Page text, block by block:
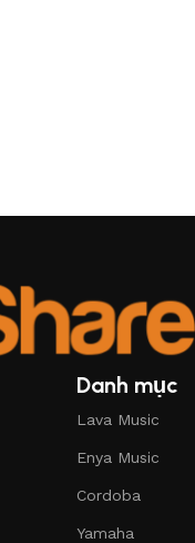
Danh mục
Lava Music
Enya Music
Cordoba
Yamaha